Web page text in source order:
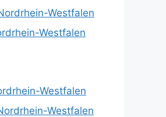
Westfalen
Westfalen
Westfalen
Westfalen